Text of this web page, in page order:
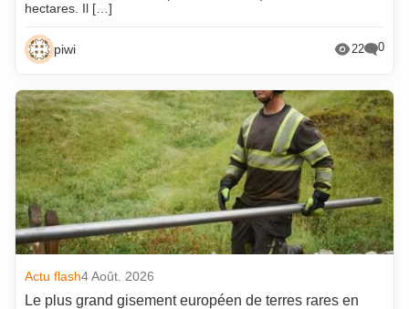
hectares. Il […]
piwi 22 0
Actu flash4 Août. 2026
Le plus grand gisement européen de terres rares en